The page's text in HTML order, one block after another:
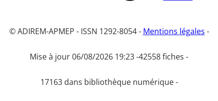
© ADIREM-APMEP - ISSN 1292-8054 - Mentions légales -
Mise à jour 06/08/2026 19:23 -42558 fiches -
17163 dans bibliothèque numérique -